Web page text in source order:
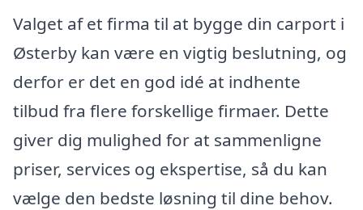
Valget af et firma til at bygge din carport i
Østerby kan være en vigtig beslutning, og
derfor er det en god idé at indhente
tilbud fra flere forskellige firmaer. Dette
giver dig mulighed for at sammenligne
priser, services og ekspertise, så du kan
vælge den bedste løsning til dine behov.